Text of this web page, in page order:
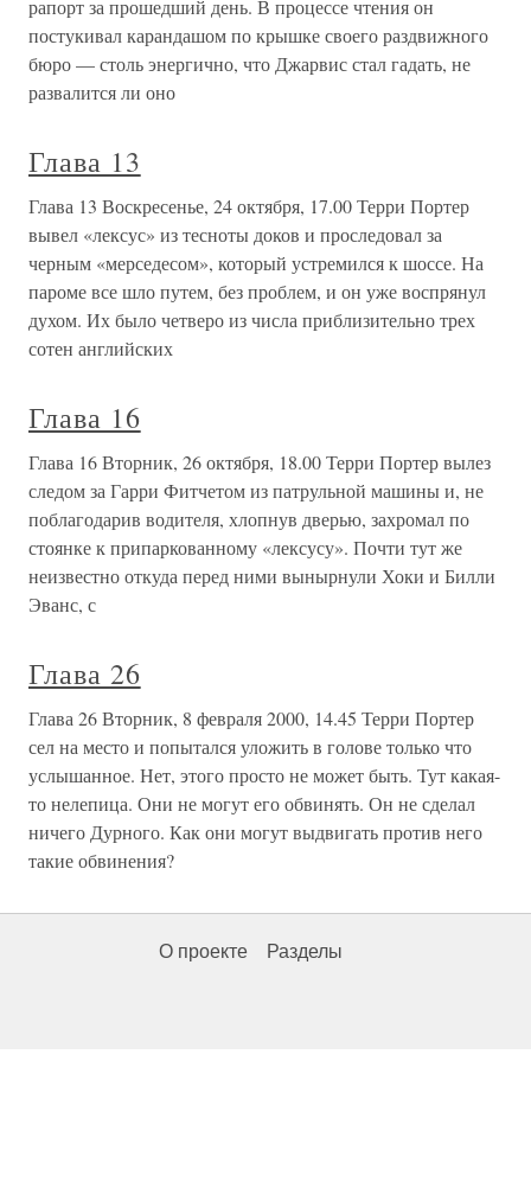
рапорт за прошедший день. В процессе чтения он
постукивал карандашом по крышке своего раздвижного
бюро — столь энергично, что Джарвис стал гадать, не
развалится ли оно
Глава 13
Глава 13 Воскресенье, 24 октября, 17.00 Терри Портер
вывел «лексус» из тесноты доков и проследовал за
черным «мерседесом», который устремился к шоссе. На
пароме все шло путем, без проблем, и он уже воспрянул
духом. Их было четверо из числа приблизительно трех
сотен английских
Глава 16
Глава 16 Вторник, 26 октября, 18.00 Терри Портер вылез
следом за Гарри Фитчетом из патрульной машины и, не
поблагодарив водителя, хлопнув дверью, захромал по
стоянке к припаркованному «лексусу». Почти тут же
неизвестно откуда перед ними вынырнули Хоки и Билли
Эванс, с
Глава 26
Глава 26 Вторник, 8 февраля 2000, 14.45 Терри Портер
сел на место и попытался уложить в голове только что
услышанное. Нет, этого просто не может быть. Тут какая-
то нелепица. Они не могут его обвинять. Он не сделал
ничего Дурного. Как они могут выдвигать против него
такие обвинения?
О проекте Разделы